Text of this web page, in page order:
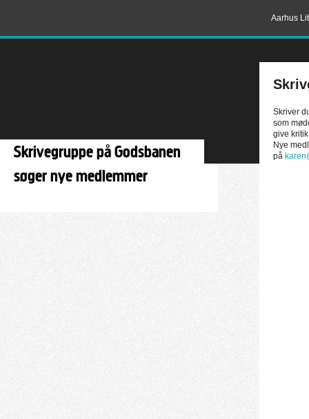
Aarhus
Skriver
som
give
Nye
på
Skrivegruppe på Godsbanen
søger nye medlemmer